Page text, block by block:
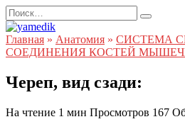
Перейти
к
содержанию
Search
for:
Главная » Анатомия » СИСТЕМА
СОЕДИНЕНИЯ КОСТЕЙ
Череп, вид сзади:
На чтение 1 мин Просмотров 167